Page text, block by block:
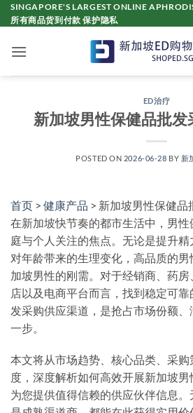
Skip
to
SINGAPORE'S LARGEST ONLINE
所有商品货到付款 保护隐私
ED治疗
新加坡男性保健品批
POSTED ON 2026-06-28 BY 新
首页 > 健康产品 > 新加坡男性保健品
在新加坡快节奏的都市生活中，男
庭与个人关注的焦点。无论是提升
对年龄带来的生理变化，高品质的
加坡男性的刚需。对于经销商、药
店以及电商平台而言，找到稳定可靠
发采购供应渠道，是抢占市场份额
一步。
本文将从市场趋势、核心品类、采
度，深度解析如何高效开展新加坡男
为您提供值得信赖的供应伙伴信息